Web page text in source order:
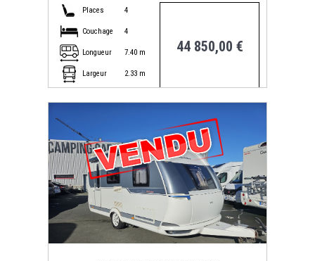
Places 4
Couchage 4
Longueur 7.40 m
Largeur 2.33 m
44 850,00 €
FIAT 2.3 réf : 805